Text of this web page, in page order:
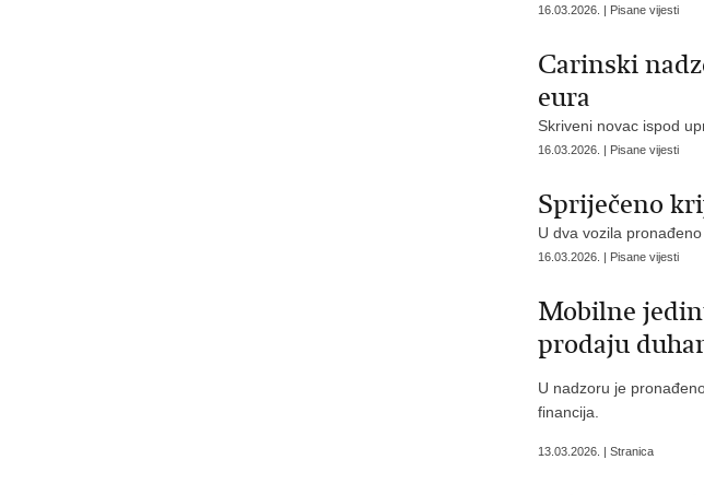
16.03.2026. | Pisane vijesti
Carinski
eura
Skriveni novac ispod
16.03.2026. | Pisane vijesti
Spriječeno
U dva vozila
16.03.2026. | Pisane vijesti
Mobilne
prodaju
U nadzoru je
financija.
13.03.2026. | Stranica